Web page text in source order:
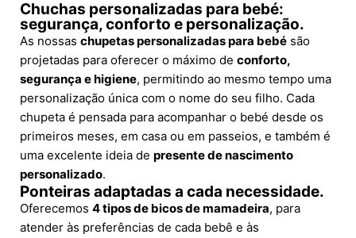
Chuchas personalizadas para bebé:
segurança, conforto e personalização.
As nossas chupetas personalizadas para bebé são
projetadas para oferecer o máximo de conforto,
segurança e higiene, permitindo ao mesmo tempo uma
personalização única com o nome do seu filho. Cada
chupeta é pensada para acompanhar o bebé desde os
primeiros meses, em casa ou em passeios, e também é
uma excelente ideia de presente de nascimento
personalizado.
Ponteiras adaptadas a cada necessidade.
Oferecemos 4 tipos de bicos de mamadeira, para
atender às preferências de cada bebê e às